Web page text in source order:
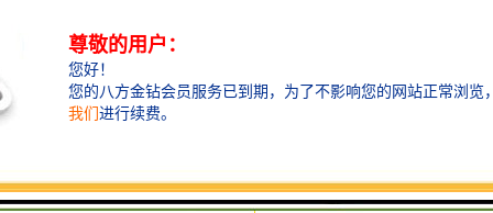
找到的产品。